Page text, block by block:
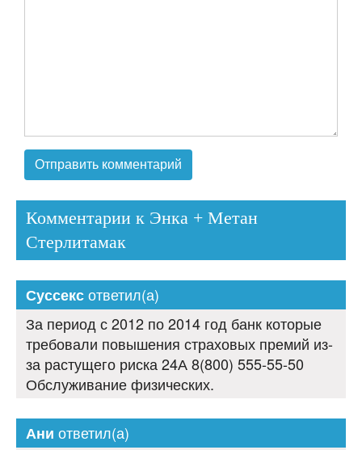
Комментарии к Энка + Метан
Стерлитамак
Суссексответил(а)
За период с 2012 по 2014 год банк которые
требовали повышения страховых премий из-
за растущего риска 24А 8(800) 555-55-50
Обслуживание физических.
Ани ответил(а)